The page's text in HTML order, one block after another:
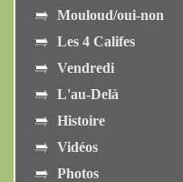
Mouloud/oui-non
Les 4 Califes
Vendredi
L'au-Delà
Histoire
Vidéos
Photos